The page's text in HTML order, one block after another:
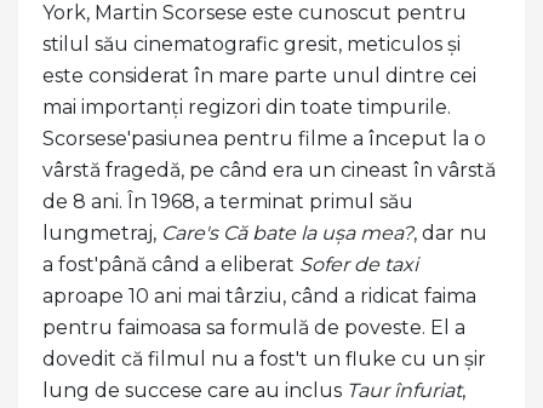
York, Martin Scorsese este cunoscut pentru
stilul său cinematografic gresit, meticulos și
este considerat în mare parte unul dintre cei
mai importanți regizori din toate timpurile.
Scorsese'pasiunea pentru filme a început la o
vârstă fragedă, pe când era un cineast în vârstă
de 8 ani. În 1968, a terminat primul său
lungmetraj, Care's Că bate la ușa mea?, dar nu
a fost'până când a eliberat Sofer de taxi
aproape 10 ani mai târziu, când a ridicat faima
pentru faimoasa sa formulă de poveste. El a
dovedit că filmul nu a fost't un fluke cu un șir
lung de succese care au inclus Taur înfuriat,